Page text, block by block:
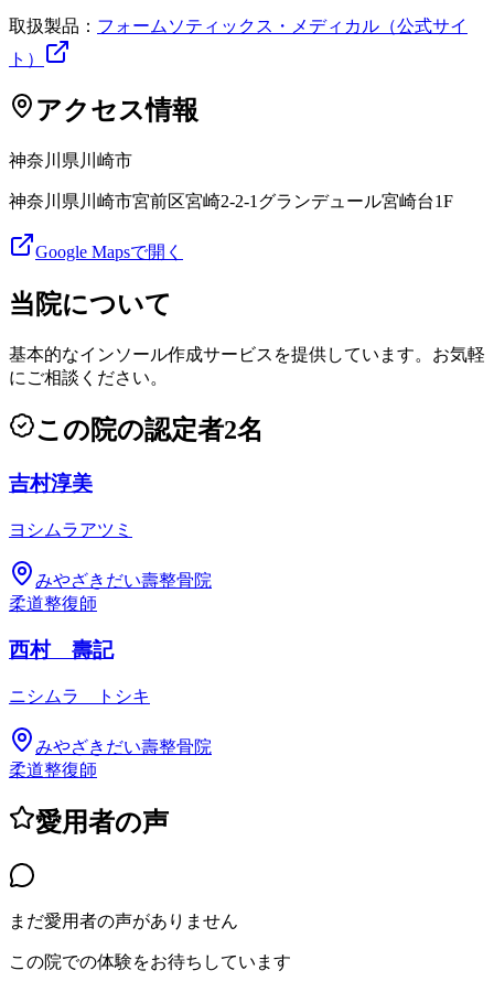
取扱製品： フォームソティックス・メディカル（公式サイ
ト）
アクセス情報
神奈川県 川崎市
神奈川県川崎市宮前区宮崎2-2-1グランデュール宮崎台1F
Google Mapsで開く
当院について
基本的なインソール作成サービスを提供しています。お気軽
にご相談ください。
この院の認定者2名
吉村淳美
ヨシムラアツミ
みやざきだい壽整骨院
柔道整復師
西村 壽記
ニシムラ トシキ
みやざきだい壽整骨院
柔道整復師
愛用者の声
まだ愛用者の声がありません
この院での体験をお待ちしています